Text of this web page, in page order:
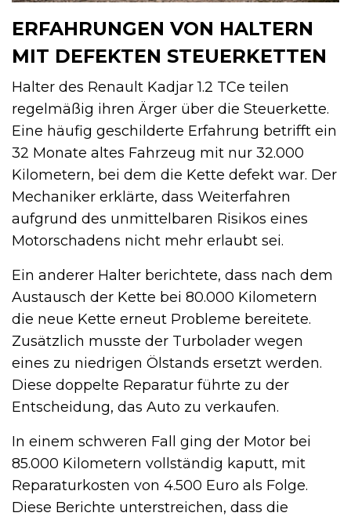
ERFAHRUNGEN VON HALTERN
MIT DEFEKTEN STEUERKETTEN
Halter des Renault Kadjar 1.2 TCe teilen
regelmäßig ihren Ärger über die Steuerkette.
Eine häufig geschilderte Erfahrung betrifft ein
32 Monate altes Fahrzeug mit nur 32.000
Kilometern, bei dem die Kette defekt war. Der
Mechaniker erklärte, dass Weiterfahren
aufgrund des unmittelbaren Risikos eines
Motorschadens nicht mehr erlaubt sei.
Ein anderer Halter berichtete, dass nach dem
Austausch der Kette bei 80.000 Kilometern
die neue Kette erneut Probleme bereitete.
Zusätzlich musste der Turbolader wegen
eines zu niedrigen Ölstands ersetzt werden.
Diese doppelte Reparatur führte zu der
Entscheidung, das Auto zu verkaufen.
In einem schweren Fall ging der Motor bei
85.000 Kilometern vollständig kaputt, mit
Reparaturkosten von 4.500 Euro als Folge.
Diese Berichte unterstreichen, dass die